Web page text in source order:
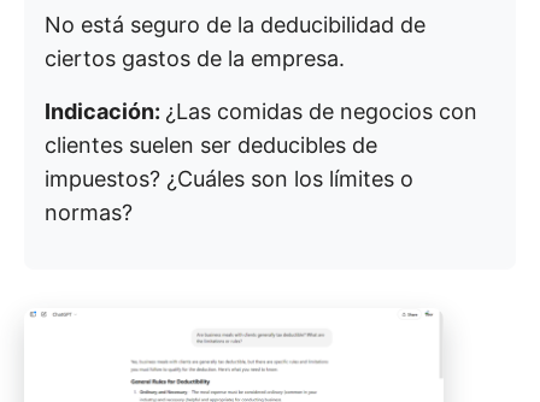
No está seguro de la deducibilidad de
ciertos gastos de la empresa.
Indicación: ¿Las comidas de negocios con
clientes suelen ser deducibles de
impuestos? ¿Cuáles son los límites o
normas?